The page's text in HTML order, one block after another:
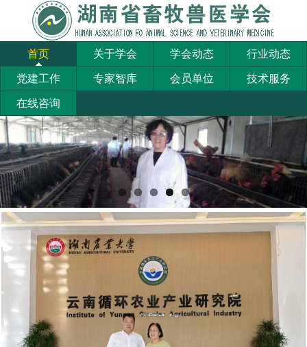
首页 关于学会 学会动态 行业动态
党建工作 专家智库 会员单位 技术服务
在线咨询